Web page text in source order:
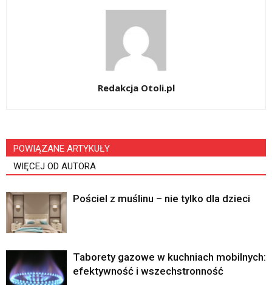
Redakcja Otoli.pl
POWIĄZANE ARTYKUŁY
WIĘCEJ OD AUTORA
Pościel z muślinu – nie tylko dla dzieci
Taborety gazowe w kuchniach mobilnych:
efektywność i wszechstronność